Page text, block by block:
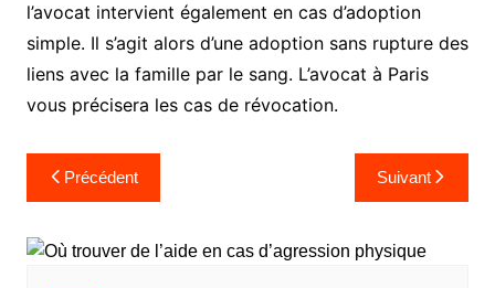
l’avocat intervient également en cas d’adoption
simple. Il s’agit alors d’une adoption sans rupture des
liens avec la famille par le sang. L’avocat à Paris
vous précisera les cas de révocation.
Navigation
de
l’article
Précédent Suivant